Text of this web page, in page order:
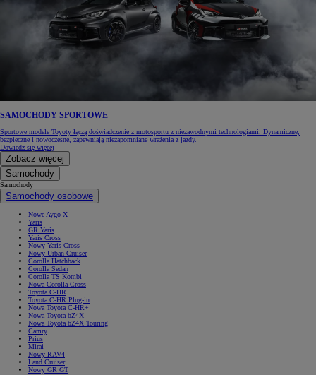
SAMOCHODY SPORTOWE
Sportowe modele Toyoty łączą doświadczenie z motosportu z niezawodnymi technologiami. Dynamiczne,
bezpieczne i nowoczesne, zapewniają niezapomniane wrażenia z jazdy.
Dowiedz się więcej
Zobacz więcej
Samochody
Samochody
Samochody osobowe
Nowe Aygo X
Yaris
GR Yaris
Yaris Cross
Nowy Yaris Cross
Nowy Urban Cruiser
Corolla Hatchback
Corolla Sedan
Corolla TS Kombi
Nowa Corolla Cross
Toyota C-HR
Toyota C-HR Plug-in
Nowa Toyota C-HR+
Nowa Toyota bZ4X
Nowa Toyota bZ4X Touring
Camry
Prius
Mirai
Nowy RAV4
Land Cruiser
Nowy GR GT